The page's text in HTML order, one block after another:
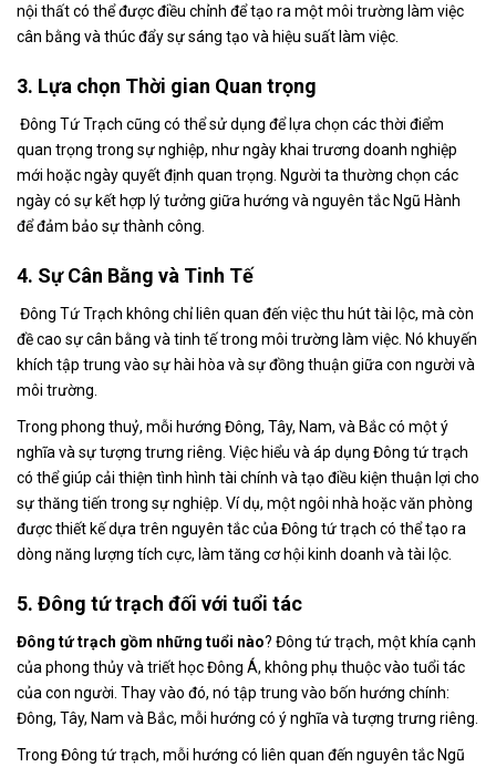
nội thất có thể được điều chỉnh để tạo ra một môi trường làm việc
cân bằng và thúc đẩy sự sáng tạo và hiệu suất làm việc.
3. Lựa chọn Thời gian Quan trọng
Đông Tứ Trạch cũng có thể sử dụng để lựa chọn các thời điểm
quan trọng trong sự nghiệp, như ngày khai trương doanh nghiệp
mới hoặc ngày quyết định quan trọng. Người ta thường chọn các
ngày có sự kết hợp lý tưởng giữa hướng và nguyên tắc Ngũ Hành
để đảm bảo sự thành công.
4. Sự Cân Bằng và Tinh Tế
Đông Tứ Trạch không chỉ liên quan đến việc thu hút tài lộc, mà còn
đề cao sự cân bằng và tinh tế trong môi trường làm việc. Nó khuyến
khích tập trung vào sự hài hòa và sự đồng thuận giữa con người và
môi trường.
Trong phong thuỷ, mỗi hướng Đông, Tây, Nam, và Bắc có một ý
nghĩa và sự tượng trưng riêng. Việc hiểu và áp dụng Đông tứ trạch
có thể giúp cải thiện tình hình tài chính và tạo điều kiện thuận lợi cho
sự thăng tiến trong sự nghiệp. Ví dụ, một ngôi nhà hoặc văn phòng
được thiết kế dựa trên nguyên tắc của Đông tứ trạch có thể tạo ra
dòng năng lượng tích cực, làm tăng cơ hội kinh doanh và tài lộc.
5. Đông tứ trạch đối với tuổi tác
Đông tứ trạch gồm những tuổi nào? Đông tứ trạch, một khía cạnh
của phong thủy và triết học Đông Á, không phụ thuộc vào tuổi tác
của con người. Thay vào đó, nó tập trung vào bốn hướng chính:
Đông, Tây, Nam và Bắc, mỗi hướng có ý nghĩa và tượng trưng riêng.
Trong Đông tứ trạch, mỗi hướng có liên quan đến nguyên tắc Ngũ